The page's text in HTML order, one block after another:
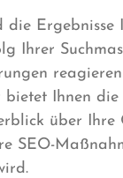
Ergebnisse
Ihrer
bietet Ihnen
über Ihre
SEO-